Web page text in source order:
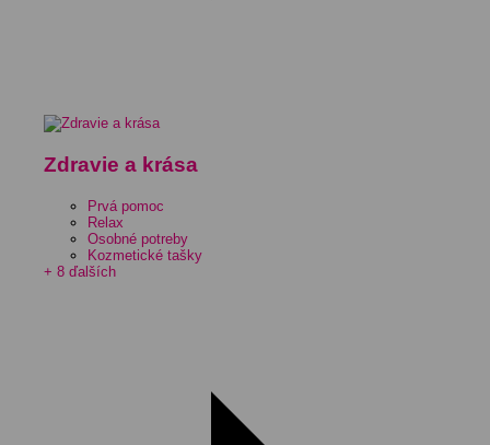
Zdravie a krása
Prvá pomoc
Relax
Osobné potreby
Kozmetické tašky
+ 8 ďalších